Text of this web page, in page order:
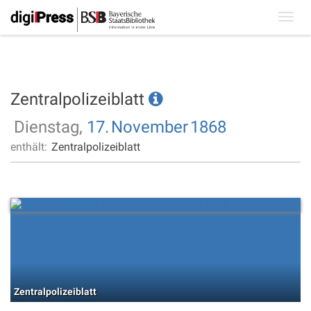
Zentralpolizeiblatt
Dienstag, 17. November1868
enthält: Zentralpolizeiblatt
Zentralpolizeiblatt